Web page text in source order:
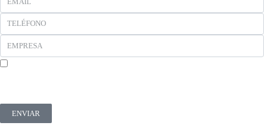
ENVIAR